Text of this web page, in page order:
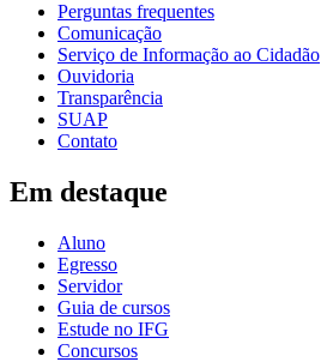
Perguntas frequentes
Comunicação
Serviço de Informação ao Cidadão
Ouvidoria
Transparência
SUAP
Contato
Em destaque
Aluno
Egresso
Servidor
Guia de cursos
Estude no IFG
Concursos